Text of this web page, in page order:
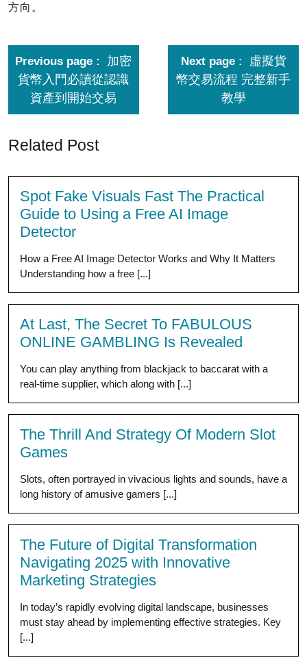
方向。
Previous page
加密
貨幣入門必讀從認識
資產到開始交易
Next page
虛擬貨
幣交易流程 完整新手
教學
Related Post
Spot Fake Visuals Fast The Practical
Guide to Using a Free AI Image
Detector
How a Free AI Image Detector Works and Why It Matters
Understanding how a free [...]
At Last, The Secret To FABULOUS
ONLINE GAMBLING Is Revealed
You can play anything from blackjack to baccarat with a
real-time supplier, which along with [...]
The Thrill And Strategy Of Modern Slot
Games
Slots, often portrayed in vivacious lights and sounds, have a
long history of amusive gamers [...]
The Future of Digital Transformation
Navigating 2025 with Innovative
Marketing Strategies
In today’s rapidly evolving digital landscape, businesses
must stay ahead by implementing effective strategies. Key
[...]